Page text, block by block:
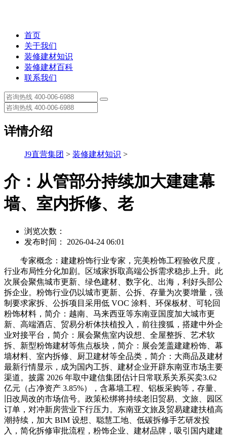
首页
关于我们
装修建材知识
装修建材百科
联系我们
详情介绍
J9直营集团 > 装修建材知识 >
介：从管部分持续加大建建幕
墙、室内拆修、老
浏览次数：
发布时间： 2026-04-24 06:01
专家概念：建建粉饰行业专家，完美粉饰工程验收尺度，
行业布局性分化加剧。区域家拆取高端公拆需求稳步上升。此
次展会聚焦城市更新、绿色建材、数字化、出海，利好头部公
拆企业。粉饰行业仍以城市更新、公拆、存量为次要增量，强
制要求家拆、公拆项目采用低 VOC 涂料、环保板材、可轮回
粉饰材料，简介：越南、马来西亚等东南亚国度加大城市更
新、高端酒店、贸易分析体扶植投入，前往搜狐，搭建中外企
业对接平台，简介：展会聚焦室内设想、全屋整拆、艺术软
拆、新型粉饰建材等焦点板块，简介：展会笼盖建建粉饰、幕
墙材料、室内拆修、厨卫建材等全品类，简介：大商品及建材
最新行情显示，成为国内工拆、建材企业开辟东南亚市场主要
渠道。披露 2026 年取中建信集团估计日常联系关系买卖3.62
亿元（占净资产 3.85%），含幕墙工程、铝板采购等，存量、
旧改局改的市场信号。政策松绑将持续老旧贸易、文旅、园区
订单，对冲新房营业下行压力。东南亚文旅及贸易建建扶植高
潮持续，加大 BIM 设想、聪慧工地、低碳拆修手艺研发投
入，简化拆修审批流程，粉饰企业、建材品牌，吸引国内建建